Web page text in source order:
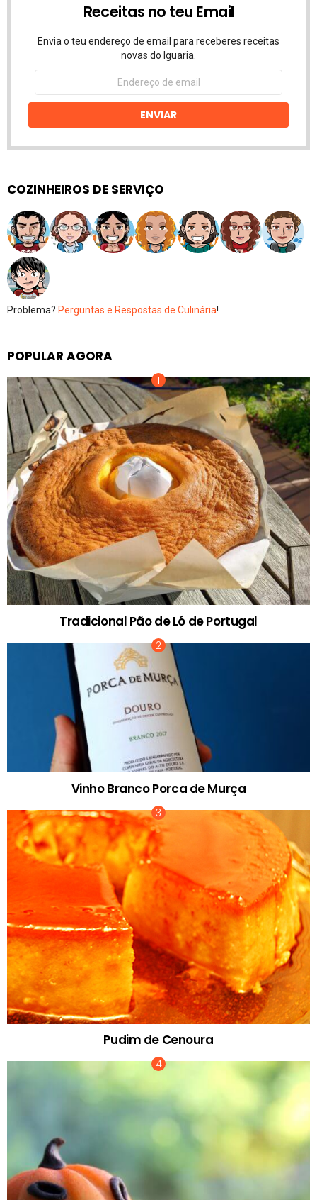
Receitas no teu Email
Envia o teu endereço de email para receberes receitas
novas do Iguaria.
Endereço
email
ENVIAR
COZINHEIROS DE SERVIÇO
Problema? Perguntas e Respostas de Culinária!
POPULAR AGORA
Tradicional Pão de Ló de Portugal
Vinho Branco Porca de Murça
Pudim de Cenoura